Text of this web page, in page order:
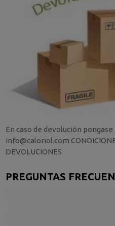
En caso de devolución
info@caloriol.com
DEVOLUCIONES
PREGUNTAS